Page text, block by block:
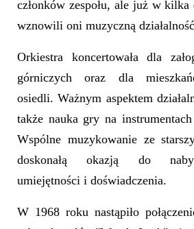
członków zespołu, ale już w
wznowili oni muzyczną
Orkiestra koncertowała dla
górniczych oraz dla
osiedli. Ważnym aspektem
także nauka gry na
Wspólne muzykowanie ze
doskonałą okazją do
umiejętności i doświadczenia.
W 1968 roku nastąpiło